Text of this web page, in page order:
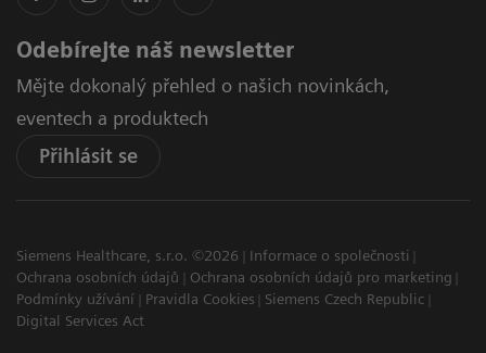
Odebírejte náš newsletter
Mějte dokonalý přehled o našich novinkách,
eventech a produktech
Přihlásit se
Siemens Healthcare, s.r.o. ©2026
Informace o společnosti
Ochrana osobních údajů
Ochrana osobních údajů pro marketing
Podmínky užívání
Pravidla Cookies
Siemens Czech Republic
Digital Services Act